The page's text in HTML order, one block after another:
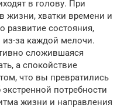
в голову. При
жизни, хватки времени и
развитие состояния,
из-за каждой мелочи.
сложившаяся
а спокойствие
что вы превратились
потребности
жизни и направления